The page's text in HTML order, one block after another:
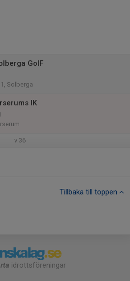
GoIF
Solberga
IK
v.36
Tillbaka till toppen
idrottsföreningar